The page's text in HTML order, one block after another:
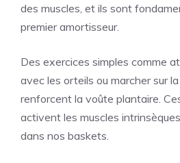
des muscles, et ils sont
premier amortisseur.
Des exercices simples comme
avec les orteils ou marcher sur
renforcent la voûte plantaire.
activent les muscles
dans nos baskets.